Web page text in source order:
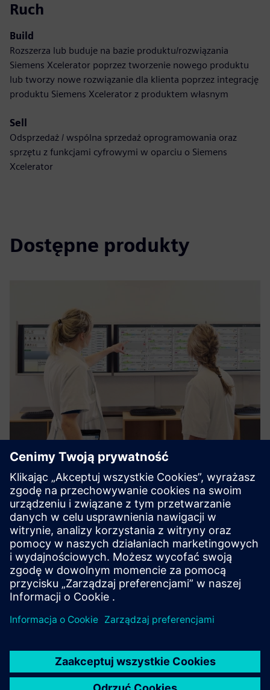
Ruch
Build
Rozszerza lub buduje na bazie produktu/rozwiązania
Siemens Xcelerator poprzez tworzenie nowego produktu
lub tworzy nowe rozwiązanie dla klienta poprzez integrację
produktu Siemens Xcelerator z produktem własnym
Sell
Odsprzedaż / wspólna sprzedaż oprogramowania oraz
sprzętu z funkcjami cyfrowymi w oparciu o Siemens
Xcelerator
Dostępne produkty
Patient Flow Efficiency
Achieve a complete and efficient control of patient flow
from arrival to discharge, transforming real time location
data into optimized and made safe routes, maximizing and
making safe space utilization, streamlining equipment an...
Dowiedz się więcej